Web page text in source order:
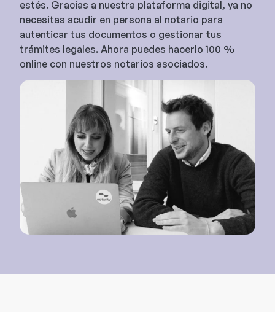
estés. Gracias a nuestra plataforma digital, ya no
necesitas acudir en persona al notario para
autenticar tus documentos o gestionar tus
trámites legales. Ahora puedes hacerlo 100 %
online con nuestros notarios asociados.